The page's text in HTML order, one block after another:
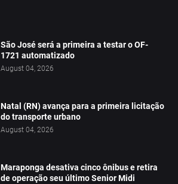
São José será a primeira a testar o OF-
1721 automatizado
August 04, 2026
Natal (RN) avança para a primeira licitação
do transporte urbano
August 04, 2026
Maraponga desativa cinco ônibus e retira
de operação seu último Senior Midi